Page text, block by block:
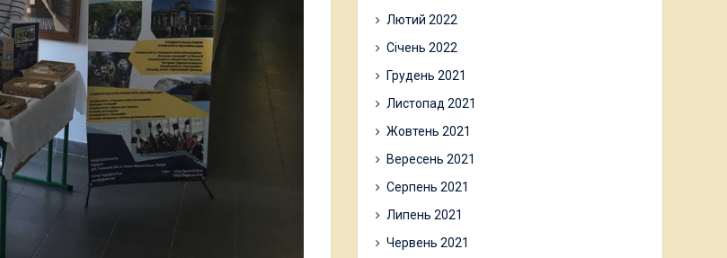
Лютий 2022
Січень 2022
Грудень 2021
Листопад 2021
Жовтень 2021
Вересень 2021
Серпень 2021
Липень 2021
Червень 2021